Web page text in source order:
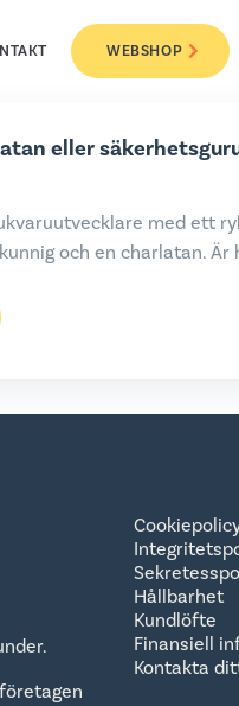
WEBSHOP
eller
med ett
och en charlatan.
Hållbarhet
Kundlöfte
Finansiell
Kontakta